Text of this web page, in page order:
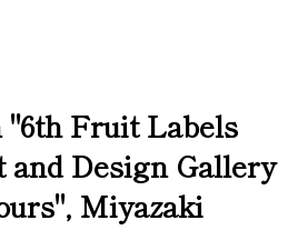
Fruit Labels
Design Gallery
Miyazaki